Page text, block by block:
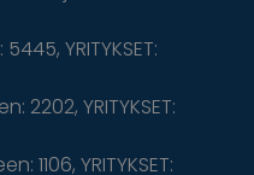
YRITYKSET:
2202, YRITYKSET:
1106, YRITYKSET: